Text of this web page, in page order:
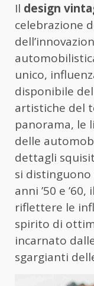
Il design
celebrazione
unico,
disponibile
artistiche del
panorama, le
delle
dettagli
si distinguono
anni ’50 e
riflettere le
spirito di
incarnato
sgargianti